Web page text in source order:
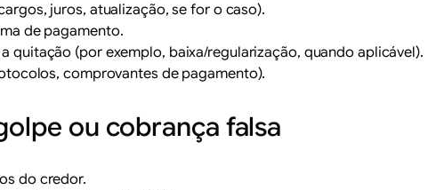
juros, atualização, se for o caso).
de pagamento.
quitação (por exemplo, baixa/regularização, quando aplicável).
comprovantes de pagamento).
ou cobrança falsa
do credor.